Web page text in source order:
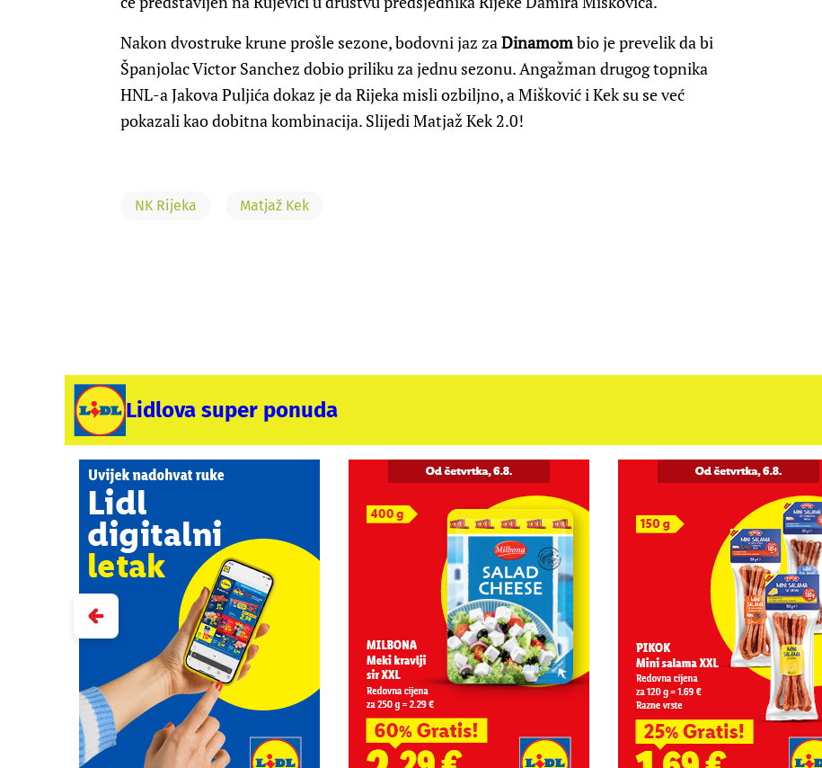
Nakon dvostruke krune prošle sezone, bodovni jaz zaDinamombio je prevelik da bi
Španjolac Victor Sanchez dobio priliku za jednu sezonu. Angažman drugog topnika
HNL-a Jakova Puljića dokaz je da Rijeka misli ozbiljno, a Mišković i Kek su se već
pokazali kao dobitna kombinacija. Slijedi Matjaž Kek 2.0!
NK Rijeka Matjaž Kek
Lidlova super ponuda